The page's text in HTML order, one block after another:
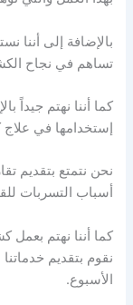
بالإضافة إلى أننا
تساهم في نجاح
كما أننا نهتم جيداً
إستخدامها في
نحن نتمتع بتقديم
أسباب التسربات
كما أننا نهتم
الأسبوع.